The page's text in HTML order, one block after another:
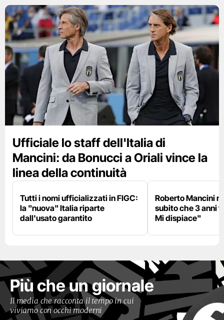
Ufficiale lo staff dell'Italia di
Mancini: da Bonucci a Oriali vince la
linea della continuità
Tutti i nomi ufficializzati in FIGC:
la "nuova" Italia riparte
dall'usato garantito
Roberto Mancini
subito che 3 anni
Mi dispiace"
Più che un giornale
Il media che racconta il tempo in cui
viviamo con occhi moderni